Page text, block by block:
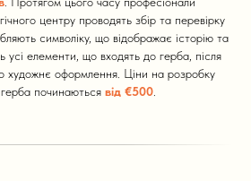
центру проводять збір та перевірку
символіку, що відображає історію та
усі елементи, що входять до герба, після
художнє оформлення. Ціни на розробку
починаються від €500.